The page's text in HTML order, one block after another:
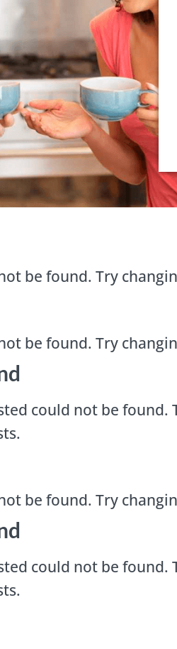
be found. Try
be found. Try
could not be
be found. Try
could not be